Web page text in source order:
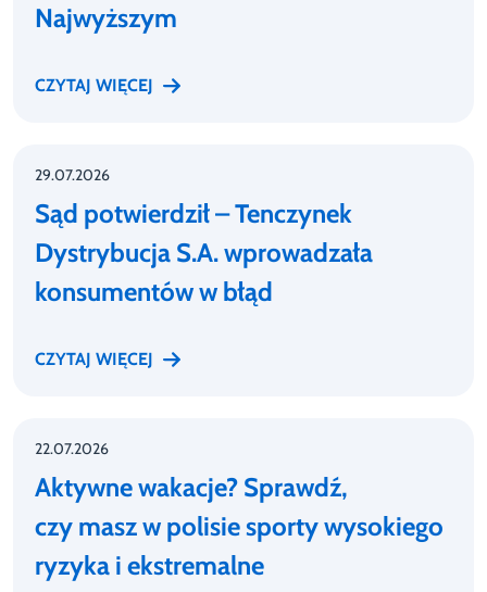
Najwyższym
CZYTAJ WIĘCEJ
29.07.2026
Sąd potwierdził – Tenczynek
Dystrybucja S.A. wprowadzała
konsumentów w błąd
CZYTAJ WIĘCEJ
22.07.2026
Aktywne wakacje? Sprawdź,
czy masz w polisie sporty wysokiego
ryzyka i ekstremalne